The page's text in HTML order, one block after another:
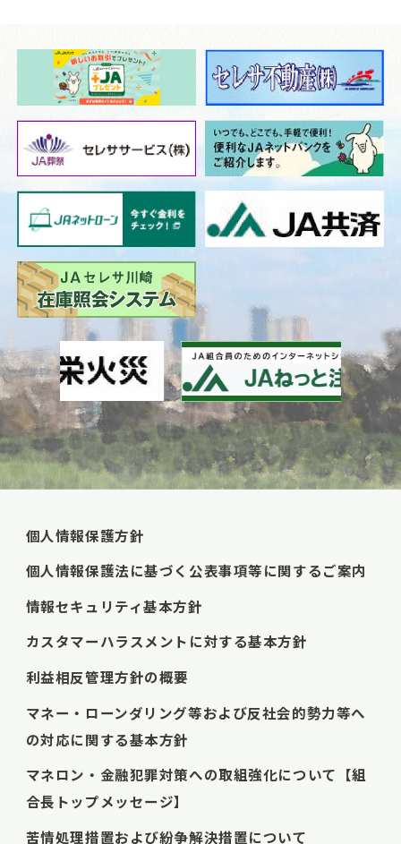
個人情報保護方針
個人情報保護法に基づく公表事項等に関するご案内
情報セキュリティ基本方針
カスタマーハラスメントに対する基本方針
利益相反管理方針の概要
マネー・ローンダリング等および反社会的勢力等へ
の対応に関する基本方針
マネロン・金融犯罪対策への取組強化について【組
合長トップメッセージ】
苦情処理措置および紛争解決措置について